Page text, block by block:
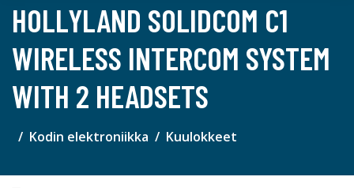
HOLLYLAND SOLIDCOM C1
WIRELESS INTERCOM SYSTEM
WITH 2 HEADSETS
Kodin elektroniikka Kuulokkeet